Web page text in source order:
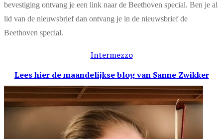
bevestiging ontvang je een link naar de Beethoven special. Ben je al
lid van de nieuwsbrief dan ontvang je in de nieuwsbrief de
Beethoven special.
Intermezzo
Lees hier de maandelijkse blogvan Sanne Zwikker